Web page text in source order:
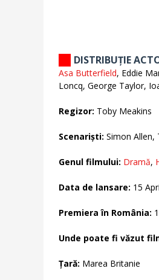
DISTRIBUȚIE
Asa Butterfield, Eddie
Loncq, George Taylor,
Regizor: Toby Meakins
Scenariști: Simon Allen,
Genul filmului: Dramă,
Data de lansare: 15
Premiera în România:
Unde poate fi văzut
Țară: Marea Britanie